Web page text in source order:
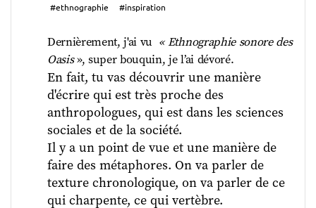
#ethnographie
#inspiration
Dernièrement, j'ai vu « Ethnographie sonore des
Oasis
En fait, tu vas découvrir une manière
d'écrire qui est très proche des
anthropologues, qui est dans les sciences
Il y a un point de vue et une manière de
faire des métaphores. On va parler de
texture chronologique, on va parler de ce